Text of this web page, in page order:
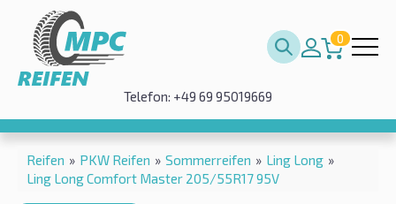
0
Telefon: +49 69 95019669
Reifen » PKW Reifen » Sommerreifen » Ling Long »
Ling Long Comfort Master 205/55R17 95V